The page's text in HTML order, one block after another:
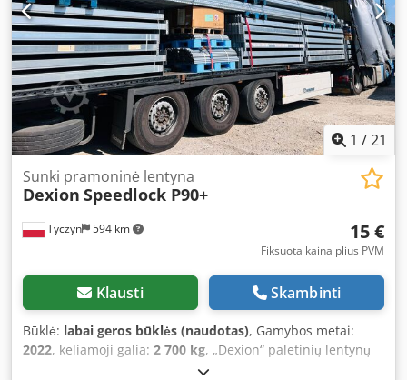
1 /21
Tyczyn 594 km
Sunki pramoninė lentyna
Dexion Speedlock P90+
15 €
Fiksuota kaina plius PVM
Klausti Skambinti
Būklė: labai geros būklės (naudotas), Gamybos metai:
2022, keliamoji galia: 2 700 kg, „Dexion“ paletinių lentynų
sistemos – cinkuotos konstrukcijos ir sijos, 3300 mm